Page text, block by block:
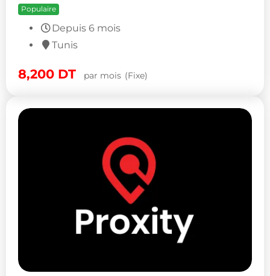
Populaire
Depuis 6 mois
Tunis
8,200 DT par mois (Fixe)